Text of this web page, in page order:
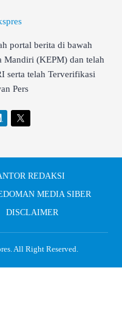
portal berita di bawah
Mandiri (KEPM) dan telah
serta telah Terverifikasi
Pers
REDAKSI
MEDIA SIBER
DISCLAIMER
. All Right Reserved.